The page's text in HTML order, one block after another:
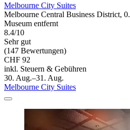
Melbourne City Suites
Melbourne Central Business District,
Museum entfernt
8.4/10
Sehr gut
(147 Bewertungen)
CHF 92
inkl. Steuern & Gebühren
30. Aug.–31. Aug.
Melbourne City Suites